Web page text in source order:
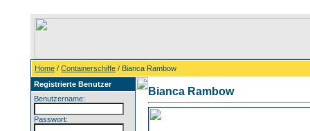
Home / Containerschiffe / Bianca Rambow
Registrierte Benutzer
Benutzername:
Passwort:
Bianca Rambow